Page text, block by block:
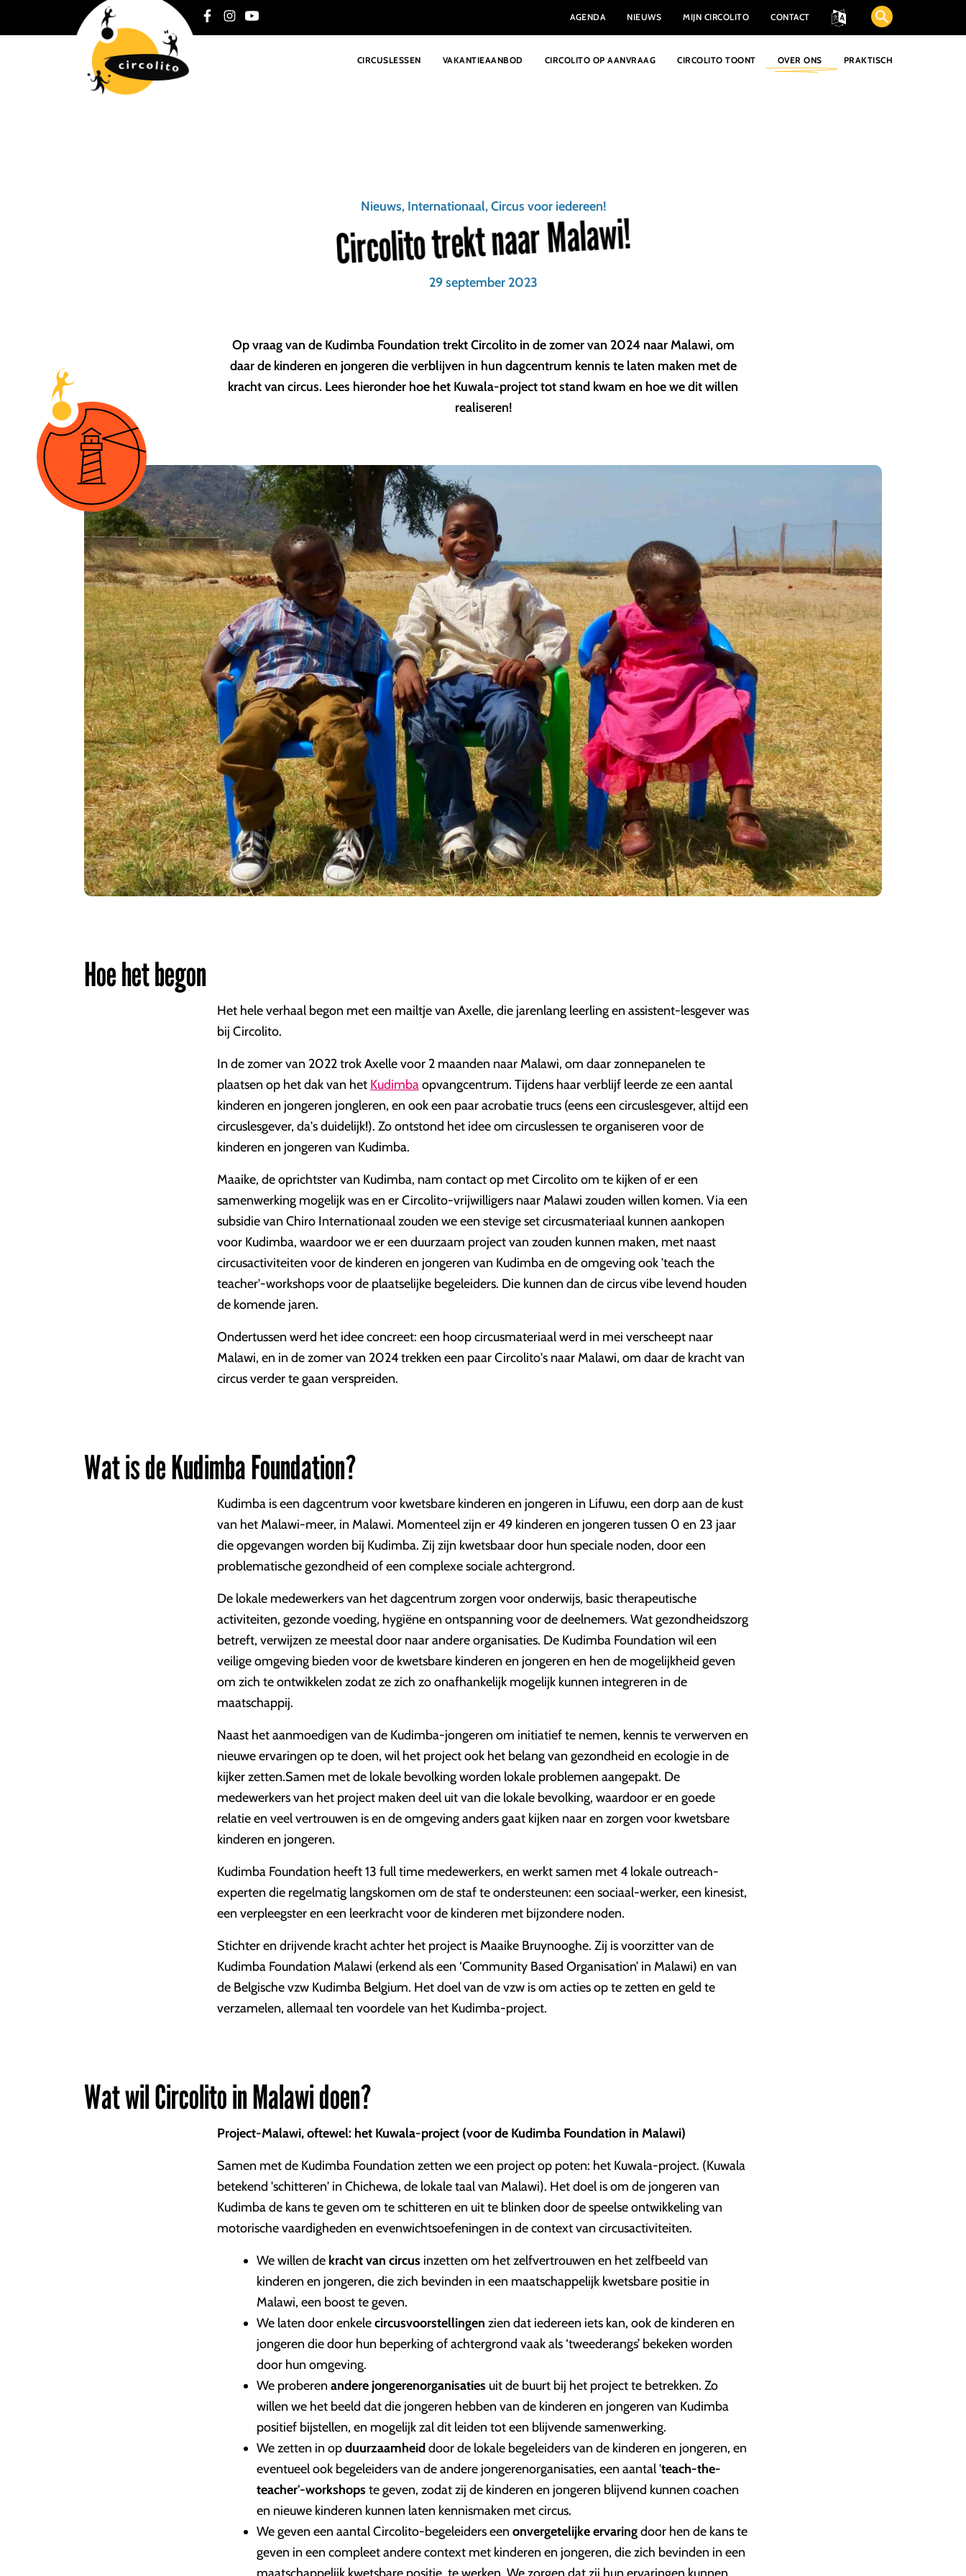
AGENDA NIEUWS MIJN CIRCOLITO CONTACT
CIRCUSLESSEN VAKANTIEAANBOD CIRCOLITO OP AANVRAAG CIRCOLITO TOONT OVER ONS PRAKTISCH
Nieuws, Internationaal, Circus voor iedereen!
Circolito trekt naar Malawi!
29 september 2023
Op vraag van de Kudimba Foundation trekt Circolito in de zomer van 2024 naar Malawi, om
daar de kinderen en jongeren die verblijven in hun dagcentrum kennis te laten maken met de
kracht van circus. Lees hieronder hoe het Kuwala-project tot stand kwam en hoe we dit willen
realiseren!
Hoe het begon
Het hele verhaal begon met een mailtje van Axelle, die jarenlang leerling en assistent-lesgever was
bij Circolito.
In de zomer van 2022 trok Axelle voor 2 maanden naar Malawi, om daar zonnepanelen te
plaatsen op het dak van het Kudimbaopvangcentrum. Tijdens haar verblijf leerde ze een aantal
kinderen en jongeren jongleren, en ook een paar acrobatie trucs (eens een circuslesgever, altijd een
circuslesgever, da's duidelijk!). Zo ontstond het idee om circuslessen te organiseren voor de
kinderen en jongeren van Kudimba.
Maaike, de oprichtster van Kudimba, nam contact op met Circolito om te kijken of er een
samenwerking mogelijk was en er Circolito-vrijwilligers naar Malawi zouden willen komen. Via een
subsidie van Chiro Internationaal zouden we een stevige set circusmateriaal kunnen aankopen
voor Kudimba, waardoor we er een duurzaam project van zouden kunnen maken, met naast
circusactiviteiten voor de kinderen en jongeren van Kudimba en de omgeving ook 'teach the
teacher'-workshops voor de plaatselijke begeleiders. Die kunnen dan de circus vibe levend houden
de komende jaren.
Ondertussen werd het idee concreet: een hoop circusmateriaal werd in mei verscheept naar
Malawi, en in de zomer van 2024 trekken een paar Circolito's naar Malawi, om daar de kracht van
circus verder te gaan verspreiden.
Wat is de Kudimba Foundation?
Kudimba is een dagcentrum voor kwetsbare kinderen en jongeren in Lifuwu, een dorp aan de kust
van het Malawi-meer, in Malawi. Momenteel zijn er 49 kinderen en jongeren tussen 0 en 23 jaar
die opgevangen worden bij Kudimba. Zij zijn kwetsbaar door hun speciale noden, door een
problematische gezondheid of een complexe sociale achtergrond.
De lokale medewerkers van het dagcentrum zorgen voor onderwijs, basic therapeutische
activiteiten, gezonde voeding, hygiëne en ontspanning voor de deelnemers. Wat gezondheidszorg
betreft, verwijzen ze meestal door naar andere organisaties. De Kudimba Foundation wil een
veilige omgeving bieden voor de kwetsbare kinderen en jongeren en hen de mogelijkheid geven
om zich te ontwikkelen zodat ze zich zo onafhankelijk mogelijk kunnen integreren in de
maatschappij.
Naast het aanmoedigen van de Kudimba-jongeren om initiatief te nemen, kennis te verwerven en
nieuwe ervaringen op te doen, wil het project ook het belang van gezondheid en ecologie in de
kijker zetten.Samen met de lokale bevolking worden lokale problemen aangepakt. De
medewerkers van het project maken deel uit van die lokale bevolking, waardoor er en goede
relatie en veel vertrouwen is en de omgeving anders gaat kijken naar en zorgen voor kwetsbare
kinderen en jongeren.
Kudimba Foundation heeft 13 full time medewerkers, en werkt samen met 4 lokale outreach-
experten die regelmatig langskomen om de staf te ondersteunen: een sociaal-werker, een kinesist,
een verpleegster en een leerkracht voor de kinderen met bijzondere noden.
Stichter en drijvende kracht achter het project is Maaike Bruynooghe. Zij is voorzitter van de
Kudimba Foundation Malawi (erkend als een ‘Community Based Organisation’ in Malawi) en van
de Belgische vzw Kudimba Belgium. Het doel van de vzw is om acties op te zetten en geld te
verzamelen, allemaal ten voordele van het Kudimba-project.
Wat wil Circolito in Malawi doen?
Project-Malawi, oftewel: het Kuwala-project (voor de Kudimba Foundation in Malawi)
Samen met de Kudimba Foundation zetten we een project op poten: het Kuwala-project. (Kuwala
betekend 'schitteren' in Chichewa, de lokale taal van Malawi). Het doel is om de jongeren van
Kudimba de kans te geven om te schitteren en uit te blinken door de speelse ontwikkeling van
motorische vaardigheden en evenwichtsoefeningen in de context van circusactiviteiten.
We willen de kracht van circus inzetten om het zelfvertrouwen en het zelfbeeld van
kinderen en jongeren, die zich bevinden in een maatschappelijk kwetsbare positie in
Malawi, een boost te geven.
We laten door enkelecircusvoorstellingen zien dat iedereen iets kan, ook de kinderen en
jongeren die door hun beperking of achtergrond vaak als ‘tweederangs’ bekeken worden
door hun omgeving.
We proberen andere jongerenorganisaties uit de buurt bij het project te betrekken. Zo
willen we het beeld dat die jongeren hebben van de kinderen en jongeren van Kudimba
positief bijstellen, en mogelijk zal dit leiden tot een blijvende samenwerking.
We zetten in opduurzaamheiddoor de lokale begeleiders van de kinderen en jongeren, en
eventueel ook begeleiders van de andere jongerenorganisaties, een aantal 'teach-the-
teacher'-workshops te geven, zodat zij de kinderen en jongeren blijvend kunnen coachen
en nieuwe kinderen kunnen laten kennismaken met circus.
We geven een aantal Circolito-begeleiders een onvergetelijke ervaringdoor hen de kans te
geven in een compleet andere context met kinderen en jongeren, die zich bevinden in een